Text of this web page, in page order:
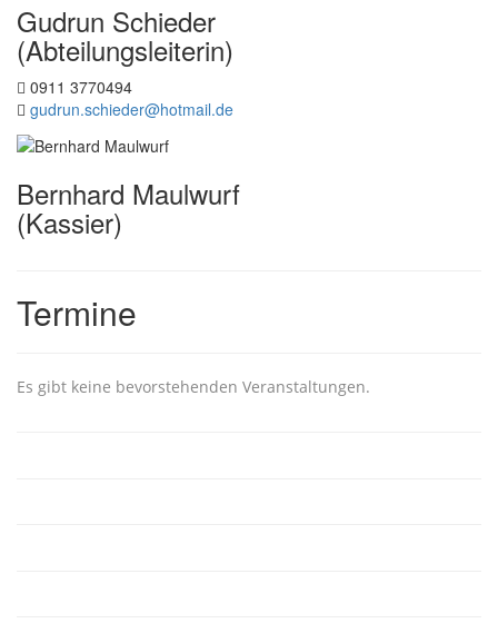
Gudrun Schieder
(Abteilungsleiterin)
0911 3770494
gudrun.schieder@hotmail.de
Bernhard Maulwurf
(Kassier)
Termine
Es gibt keine bevorstehenden Veranstaltungen.